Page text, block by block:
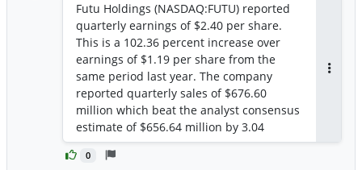
0
Futu Holdings (NASDAQ:FUTU) reported
quarterly earnings of $2.40 per share.
This is a 102.36 percent increase over
earnings of $1.19 per share from the
same period last year. The company
reported quarterly sales of $676.60
million which beat the analyst consensus
estimate of $656.64 million by 3.04
percent. This is a 68.84 percent increase
over sales of $400.73 million the same